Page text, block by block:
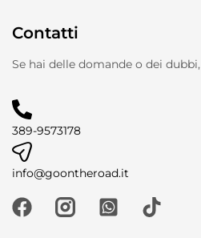
Contatti
Se hai delle domande o dei
389-9573178
info@goontheroad.it